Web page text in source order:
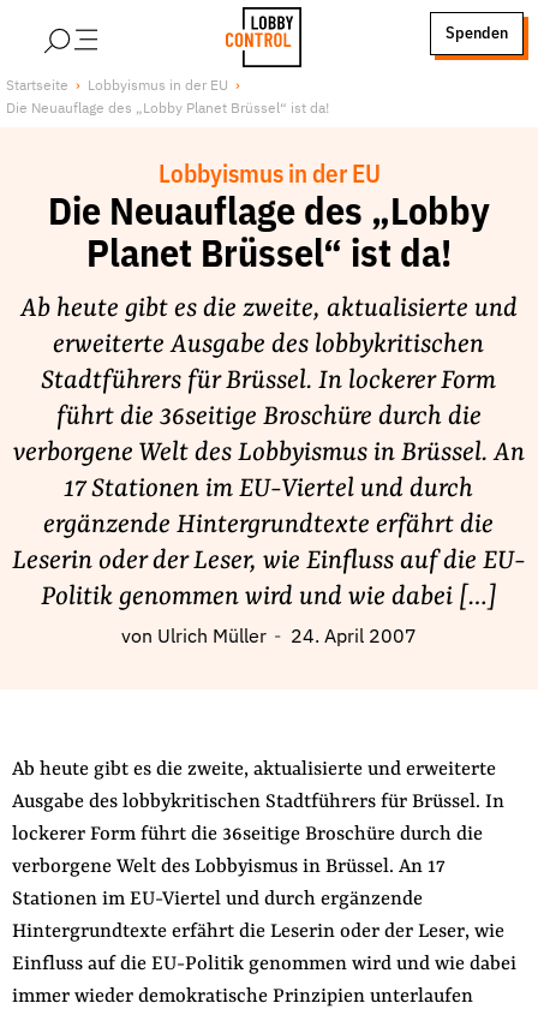
LobbyControl
StartSeite
Spenden
Über uns
Finanzierung
Lobbykritische Stadtführungen
Unsere Schwerpunkte
Lobbykontrolle und Regeln
Lobbyismus und Klima
Macht der Digitalkonzerne
Spenden & Fördern
Fördermitglied werden
Jetzt Spenden
Presse
Newsletter
Appelle unterzeichnen
Kontakt
Impressum
Startseite
Lobbyismus in der EU
Die Neuauflage des „Lobby Planet Brüssel“ ist da!
Lobbyismus in der EU
Die Neuauflage des „Lobby
Planet Brüssel“ ist da!
Ab heute gibt es die zweite, aktualisierte und
erweiterte Ausgabe des lobbykritischen
Stadtführers für Brüssel. In lockerer Form
führt die 36seitige Broschüre durch die
verborgene Welt des Lobbyismus in Brüssel. An
17 Stationen im EU-Viertel und durch
ergänzende Hintergrundtexte erfährt die
Leserin oder der Leser, wie Einfluss auf die EU-
Politik genommen wird und wie dabei […]
von Ulrich Müller 24. April 2007
Ab heute gibt es die zweite, aktualisierte und erweiterte
Ausgabe des lobbykritischen Stadtführers für Brüssel. In
lockerer Form führt die 36seitige Broschüre durch die
verborgene Welt des Lobbyismus in Brüssel. An 17
Stationen im EU-Viertel und durch ergänzende
Hintergrundtexte erfährt die Leserin oder der Leser, wie
Einfluss auf die EU-Politik genommen wird und wie dabei
immer wieder demokratische Prinzipien unterlaufen